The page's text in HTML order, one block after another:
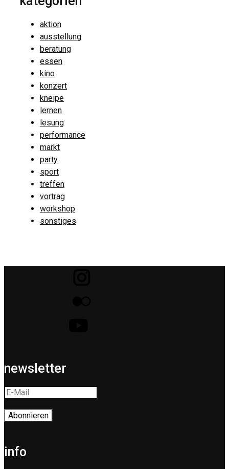
aktion
ausstellung
beratung
essen
kino
konzert
kneipe
lernen
lesung
performance
markt
party
sport
treffen
vortrag
workshop
sonstiges
newsletter
info